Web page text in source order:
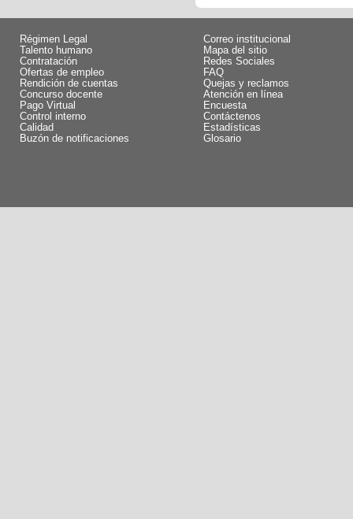
Régimen Legal
Talento humano
Contratación
Ofertas de empleo
Rendición de cuentas
Concurso docente
Pago Virtual
Control interno
Calidad
Buzón de notificaciones
Correo institucional
Mapa del sitio
Redes Sociales
FAQ
Quejas y reclamos
Atención en línea
Encuesta
Contáctenos
Estadísticas
Glosario